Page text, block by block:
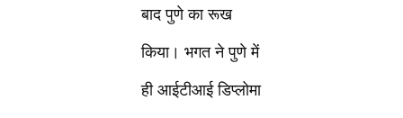
बाद पुणे का रूख
किया। भगत ने पुणे में
ही आईटीआई डिप्लोमा